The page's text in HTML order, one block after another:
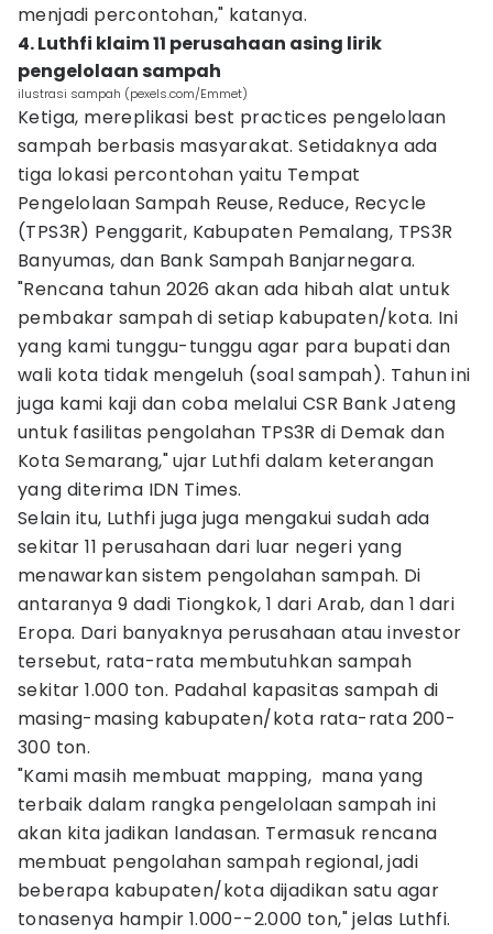
menjadi percontohan," katanya.
4. Luthfi klaim 11 perusahaan asing lirik
pengelolaan sampah
ilustrasi sampah (pexels.com/Emmet)
Ketiga, mereplikasi best practices pengelolaan
sampah berbasis masyarakat. Setidaknya ada
tiga lokasi percontohan yaitu Tempat
Pengelolaan Sampah Reuse, Reduce, Recycle
(TPS3R) Penggarit, Kabupaten Pemalang, TPS3R
Banyumas, dan Bank Sampah Banjarnegara.
"Rencana tahun 2026 akan ada hibah alat untuk
pembakar sampah di setiap kabupaten/kota. Ini
yang kami tunggu-tunggu agar para bupati dan
wali kota tidak mengeluh (soal sampah). Tahun ini
juga kami kaji dan coba melalui CSR Bank Jateng
untuk fasilitas pengolahan TPS3R di Demak dan
Kota Semarang," ujar Luthfi dalam keterangan
yang diterima IDN Times.
Selain itu, Luthfi juga juga mengakui sudah ada
sekitar 11 perusahaan dari luar negeri yang
menawarkan sistem pengolahan sampah. Di
antaranya 9 dadi Tiongkok, 1 dari Arab, dan 1 dari
Eropa. Dari banyaknya perusahaan atau investor
tersebut, rata-rata membutuhkan sampah
sekitar 1.000 ton. Padahal kapasitas sampah di
masing-masing kabupaten/kota rata-rata 200-
300 ton.
"Kami masih membuat mapping, mana yang
terbaik dalam rangka pengelolaan sampah ini
akan kita jadikan landasan. Termasuk rencana
membuat pengolahan sampah regional, jadi
beberapa kabupaten/kota dijadikan satu agar
tonasenya hampir 1.000--2.000 ton," jelas Luthfi.